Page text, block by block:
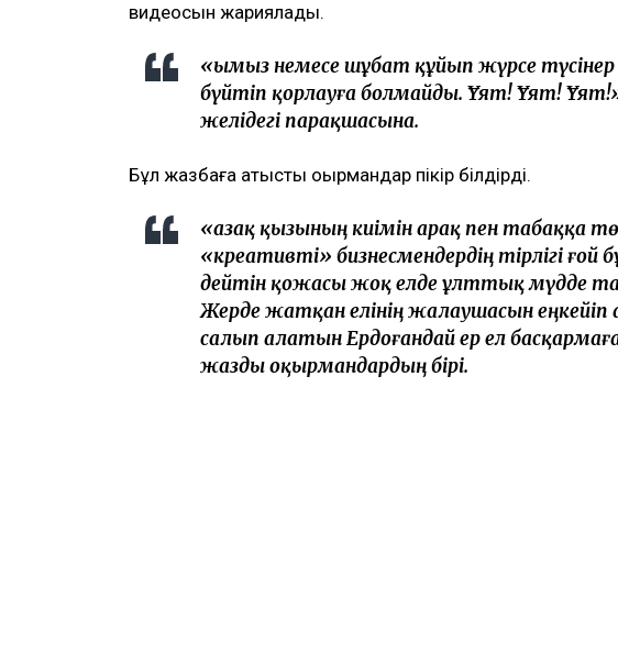
видеосын жариялады.
«Қымыз немесе шұбат құйып жүрсе
бүйтіп қорлауға болмайды. Ұят! Ұят!
желідегі парақшасына.
Бұл жазбаға қатысты оқырмандар пікір білдірді.
«Қазақ қызының киімін арақ пен табаққа
«креативті» бизнесмендердің тірлігі ғой
дейтін қожасы жоқ елде ұлттық мүдде
Жерде жатқан елінің жалаушасын
салып алатын Ердоғандай ер ел
жазды оқырмандардың бірі.